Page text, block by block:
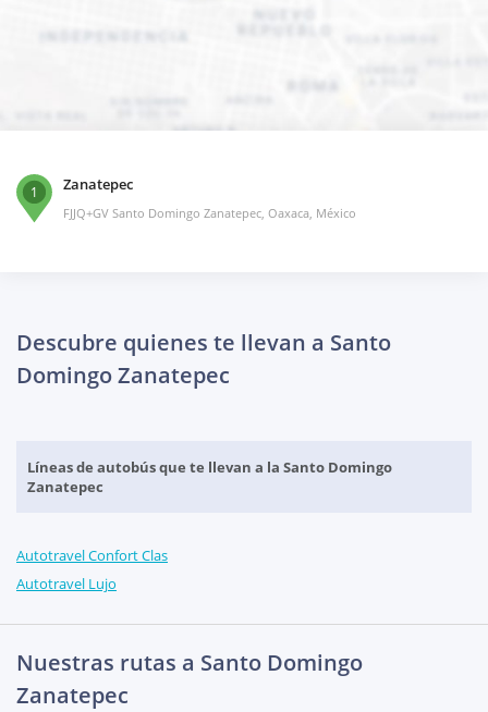
1 Zanatepec
FJJQ+GV Santo Domingo Zanatepec, Oaxaca, México
Descubre quienes te llevan a Santo
Domingo Zanatepec
Líneas de autobús que te llevan a la Santo Domingo
Zanatepec
Autotravel Confort Clas
Autotravel Lujo
Nuestras rutas a Santo Domingo
Zanatepec